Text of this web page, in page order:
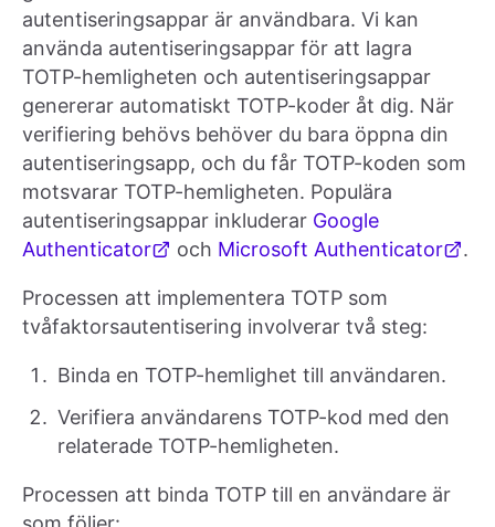
autentiseringsappar är användbara. Vi kan
använda autentiseringsappar för att lagra
TOTP-hemligheten och autentiseringsappar
genererar automatiskt TOTP-koder åt dig. När
verifiering behövs behöver du bara öppna din
autentiseringsapp, och du får TOTP-koden som
motsvarar TOTP-hemligheten. Populära
autentiseringsappar inkluderar Google
Authenticator
och Microsoft Authenticator .
Processen att implementera TOTP som
tvåfaktorsautentisering involverar två steg:
Binda en TOTP-hemlighet till användaren.
Verifiera användarens TOTP-kod med den
relaterade TOTP-hemligheten.
Processen att binda TOTP till en användare är